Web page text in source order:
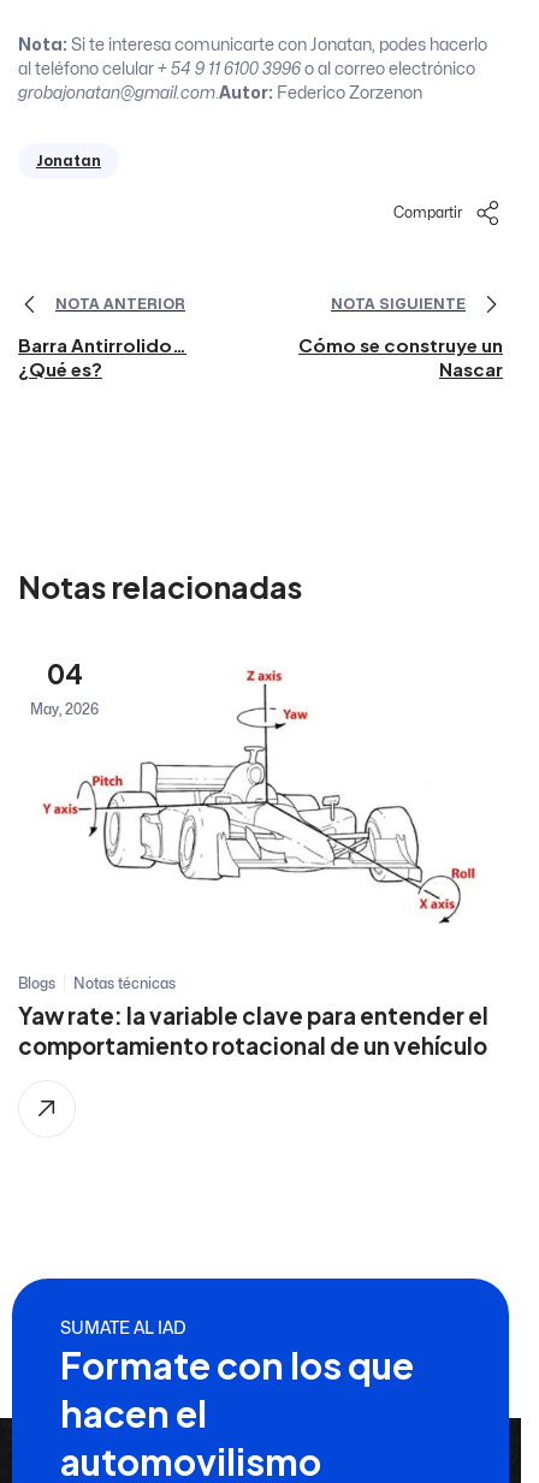
Nota: Si te interesa comunicarte con Jonatan, podes hacerlo
al teléfono celular + 54 9 11 6100 3996 o al correo electrónico
grobajonatan@gmail.com Autor: Federico Zorzenon
Jonatan
Compartir
NOTA ANTERIOR
Barra Antirrolido…
¿Qué es?
NOTA SIGUIENTE
Cómo se construye un
Nascar
Notas relacionadas
04
May, 2026
Blogs Notas técnicas
Yaw rate: la variable clave para entender el
comportamiento rotacional de un vehículo
SUMATE AL IAD
Formate con los que
hacen el
automovilismo